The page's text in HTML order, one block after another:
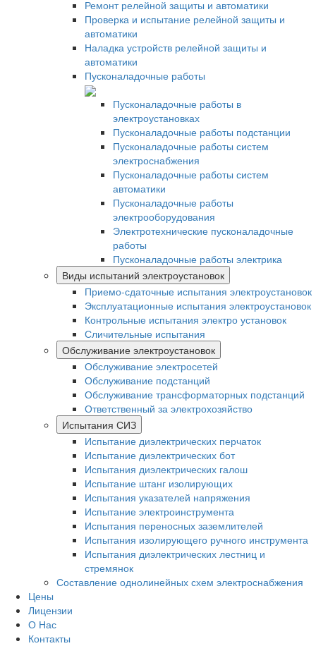
Ремонт релейной защиты и автоматики
Проверка и испытание релейной защиты и
автоматики
Наладка устройств релейной защиты и
автоматики
Пусконаладочные работы
Пусконаладочные работы в
электроустановках
Пусконаладочные работы подстанции
Пусконаладочные работы систем
электроснабжения
Пусконаладочные работы систем
автоматики
Пусконаладочные работы
электрооборудования
Электротехнические пусконаладочные
работы
Пусконаладочные работы электрика
Виды испытаний электроустановок
Приемо-сдаточные испытания электроустановок
Эксплуатационные испытания электроустановок
Контрольные испытания электро установок
Сличительные испытания
Обслуживание электроустановок
Обслуживание электросетей
Обслуживание подстанций
Обслуживание трансформаторных подстанций
Ответственный за электрохозяйство
Испытания СИЗ
Испытание диэлектрических перчаток
Испытание диэлектрических бот
Испытания диэлектрических галош
Испытание штанг изолирующих
Испытания указателей напряжения
Испытание электроинструмента
Испытания переносных заземлителей
Испытания изолирующего ручного инструмента
Испытания диэлектрических лестниц и
стремянок
Составление однолинейных схем электроснабжения
Цены
Лицензии
О Нас
Контакты